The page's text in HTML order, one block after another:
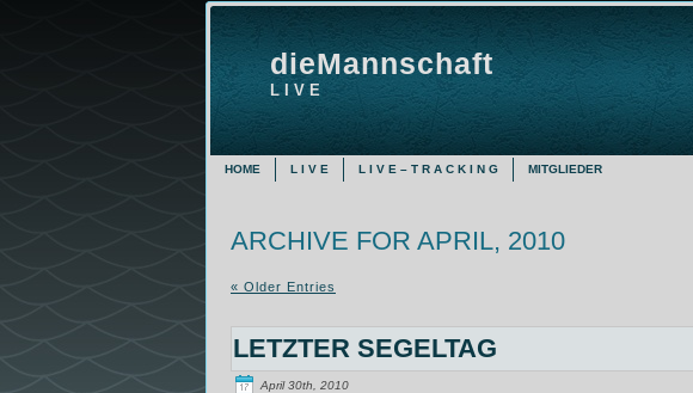
dieMannschaft
L I V E
HOME L I V E L I V E – T R A C K I N G MITGLIEDER
ARCHIVE FOR APRIL, 2010
« Older Entries
LETZTER SEGELTAG
April 30th, 2010